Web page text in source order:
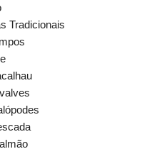
Tradicionais